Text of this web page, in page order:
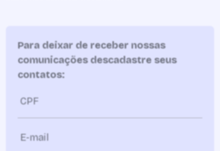
Para deixar de receber nossas
comunicações descadastre seus
contatos:
CPF
E-mail